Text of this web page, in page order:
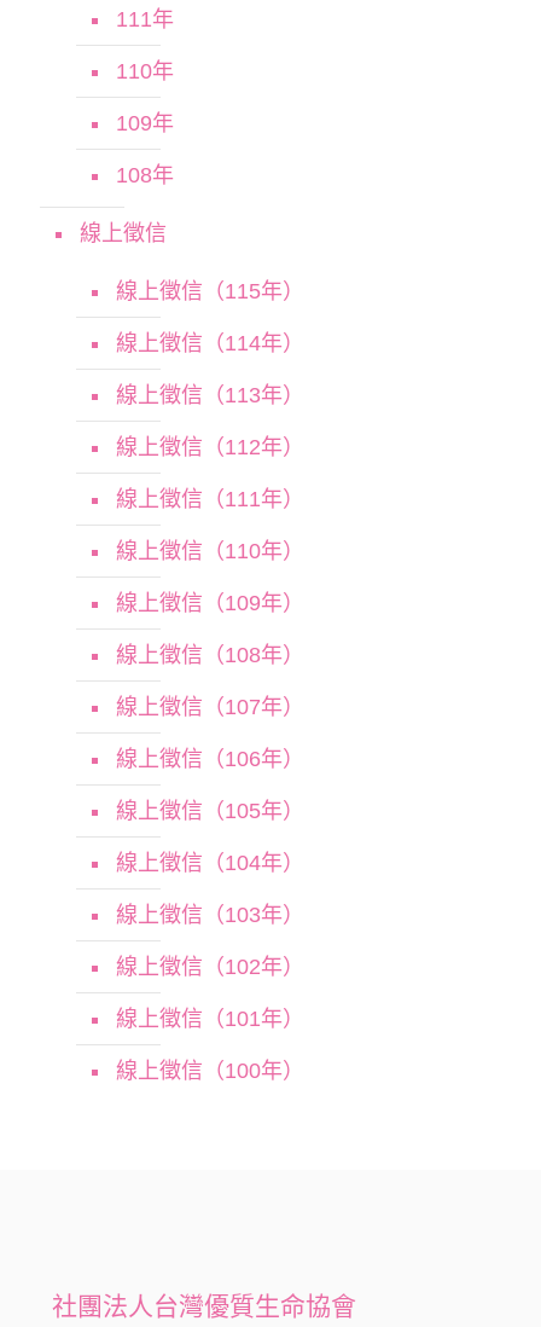
111年
110年
109年
108年
線上徵信
線上徵信（115年）
線上徵信（114年）
線上徵信（113年）
線上徵信（112年）
線上徵信（111年）
線上徵信（110年）
線上徵信（109年）
線上徵信（108年）
線上徵信（107年）
線上徵信（106年）
線上徵信（105年）
線上徵信（104年）
線上徵信（103年）
線上徵信（102年）
線上徵信（101年）
線上徵信（100年）
社團法人台灣優質生命協會